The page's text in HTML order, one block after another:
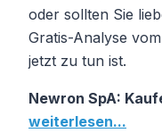
oder sollten Sie
Gratis-Analyse
jetzt zu tun ist.
Newron SpA:
weiterlesen...